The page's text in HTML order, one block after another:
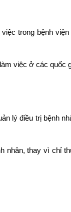
trong bệnh
việc ở các quốc
lý điều trị bệnh
nhân, thay vì chỉ